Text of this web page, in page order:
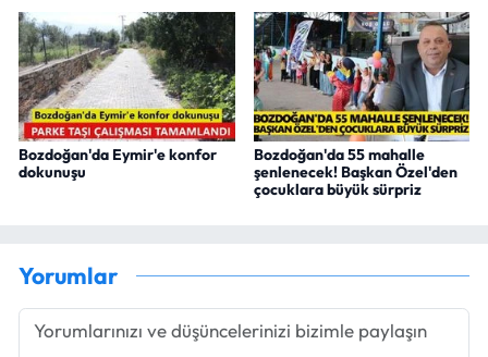
Bozdoğan'da Eymir'e konfor
dokunuşu
Bozdoğan'da 55 mahalle
şenlenecek! Başkan Özel'den
çocuklara büyük sürpriz
Yorumlar